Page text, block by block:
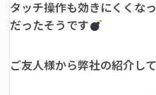
タッチ操作も効きにくくな
だったそうです
ご友人様から弊社の紹介し